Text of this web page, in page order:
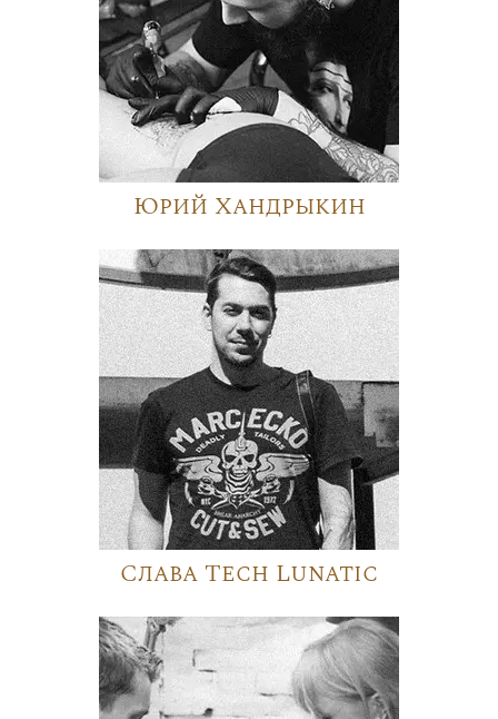
Юрий Хандрыкин
Слава Tech Lunatic